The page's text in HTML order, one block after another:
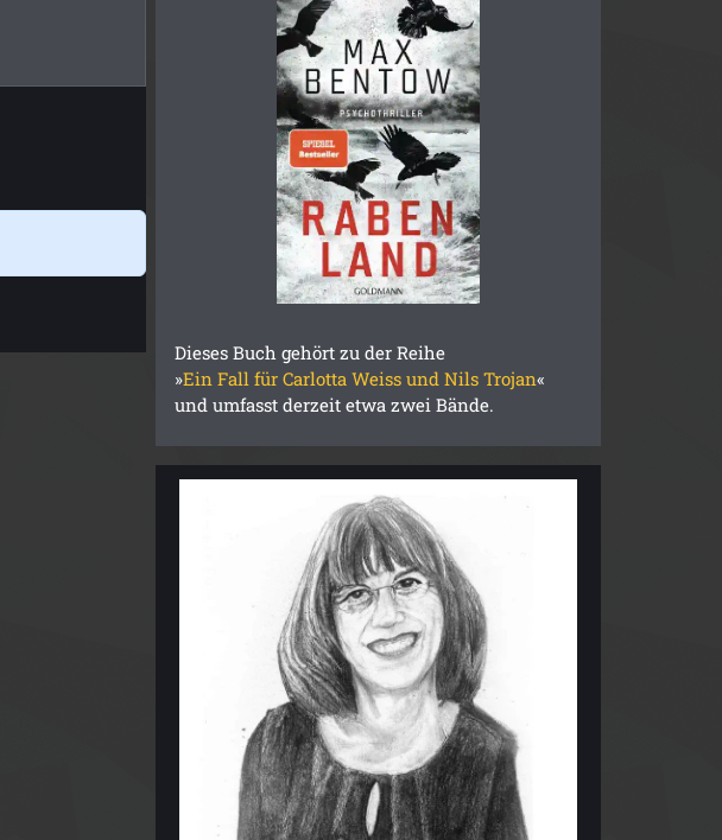
Dieses Buch gehört zu der Reihe
»Ein Fall für Carlotta Weiss und Nils Trojan«
und umfasst derzeit etwa zwei Bände.